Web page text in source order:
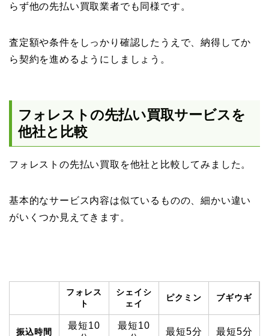
らず他の先払い買取業者でも同様です。
査定額や条件をしっかり確認したうえで、納得してか
ら契約を進めるようにしましょう。
フォレストの先払い買取サービスを
他社と比較
フォレストの先払い買取を他社と比較してみました。
基本的なサービス内容は似ているものの、細かい違い
がいくつか見えてきます。
フォレス
ト
シェイシ
ェイ
ピクミン ブギウギ
振込時間
最短10
最短10
最短5分 最短5分